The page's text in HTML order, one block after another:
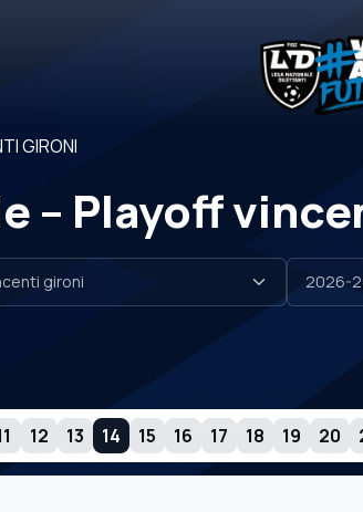
GIRONI
– Playoff
12 13 14 15 16 17 18 19 20